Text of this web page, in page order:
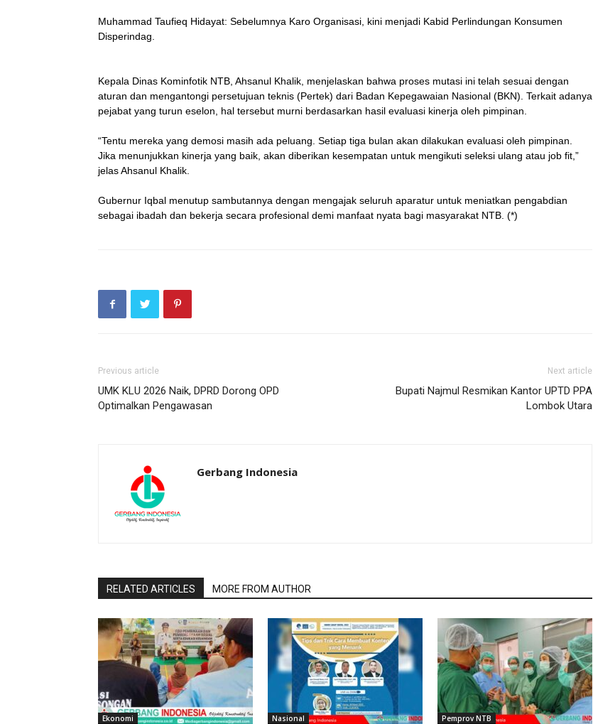
Muhammad Taufieq Hidayat: Sebelumnya Karo Organisasi, kini menjadi Kabid Perlindungan Konsumen
Disperindag.
Kepala Dinas Kominfotik NTB, Ahsanul Khalik, menjelaskan bahwa proses mutasi ini telah sesuai dengan
aturan dan mengantongi persetujuan teknis (Pertek) dari Badan Kepegawaian Nasional (BKN). Terkait adanya
pejabat yang turun eselon, hal tersebut murni berdasarkan hasil evaluasi kinerja oleh pimpinan.
“Tentu mereka yang demosi masih ada peluang. Setiap tiga bulan akan dilakukan evaluasi oleh pimpinan.
Jika menunjukkan kinerja yang baik, akan diberikan kesempatan untuk mengikuti seleksi ulang atau job fit,”
jelas Ahsanul Khalik.
Gubernur Iqbal menutup sambutannya dengan mengajak seluruh aparatur untuk meniatkan pengabdian
sebagai ibadah dan bekerja secara profesional demi manfaat nyata bagi masyarakat NTB. (*)
Previous article
UMK KLU 2026 Naik, DPRD Dorong OPD
Optimalkan Pengawasan
Next article
Bupati Najmul Resmikan Kantor UPTD PPA
Lombok Utara
Gerbang Indonesia
RELATED ARTICLES MORE FROM AUTHOR
Ekonomi Nasional Pemprov NTB